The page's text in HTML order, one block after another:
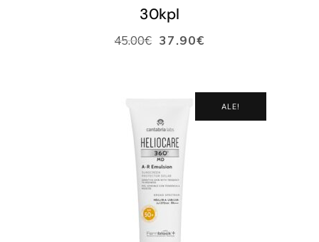
30kpl
45.00€ 37.90€
ALE!